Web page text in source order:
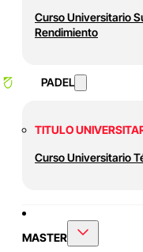
Curso Universitario
Rendimiento
PADEL
TITULO
Curso Universitario
MASTER